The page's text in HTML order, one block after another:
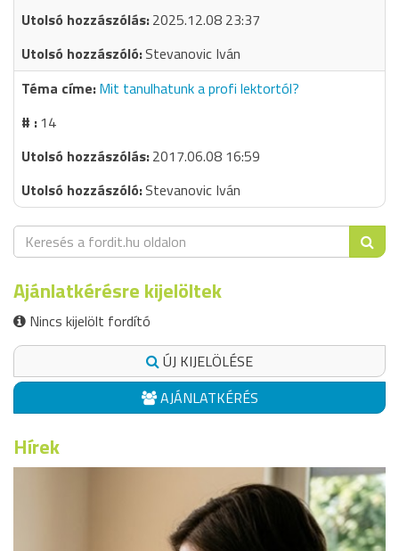
2025.12.08 23:37
Stevanovic Iván
Mit tanulhatunk a profi lektortól?
14
2017.06.08 16:59
Stevanovic Iván
Ajánlatkérésre kijelöltek
Nincs kijelölt fordító
ÚJ KIJELÖLÉSE
AJÁNLATKÉRÉS
Hírek